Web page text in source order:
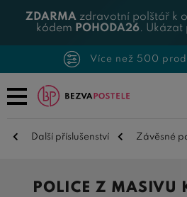
ZDARMA zdravotní polštář k
kódem POHODA26. Ukázat
Více než 500
Další příslušenství Závěsné
POLICE Z MASIVU